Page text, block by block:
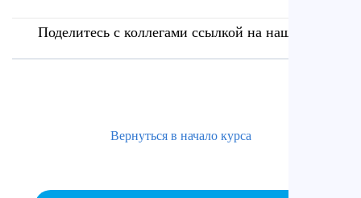
Поделитесь с коллегами ссылкой на наш сайт
Вернуться в начало курса